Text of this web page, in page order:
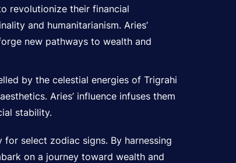
revolutionize their financial
and humanitarianism. Aries’
new pathways to wealth and
by the celestial energies of Trigrahi
Aries’ influence infuses them
stability.
select zodiac signs. By harnessing
on a journey toward wealth and